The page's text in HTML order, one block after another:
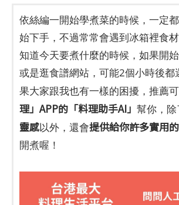
依絲編一開始學煮菜的時候，一定
始下手，不過常常會遇到冰箱裡食
知道今天要煮什麼的時候，如果開
或是逛食譜網站，可能2個小時後都
果大家跟我也有一樣的困擾，推薦
理」APP的「料理助手AI」 幫你，除
靈感以外，還會提供給你許多實用
開煮喔！